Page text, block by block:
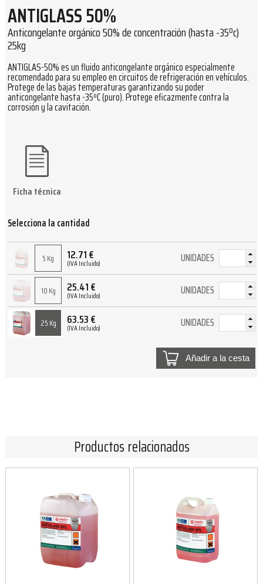
ANTIGLASS 50%
Anticongelante orgánico 50% de concentración (hasta -35ºc)
25kg
ANTIGLAS-50% es un fluido anticongelante orgánico especialmente
recomendado para su empleo en circuitos de refrigeración en vehículos.
Protege de las bajas temperaturas garantizando su poder
anticongelante hasta -35ºC (puro). Protege eficazmente contra la
corrosión y la cavitación.
Selecciona la cantidad
5 Kg 12.71€
(IVA Incluido) UNIDADES
10 Kg 25.41€
(IVA Incluido) UNIDADES
25 Kg 63.53€
(IVA Incluido) UNIDADES
Añadir a la cesta
Ficha técnica
Productos relacionados